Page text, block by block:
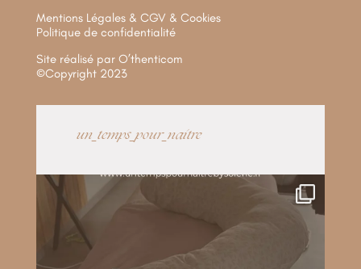
Mentions Légales & CGV & Cookies
Politique de confidentialité
Site réalisé par O’thenticom
©Copyright 2023
un_temps_pour_naitre